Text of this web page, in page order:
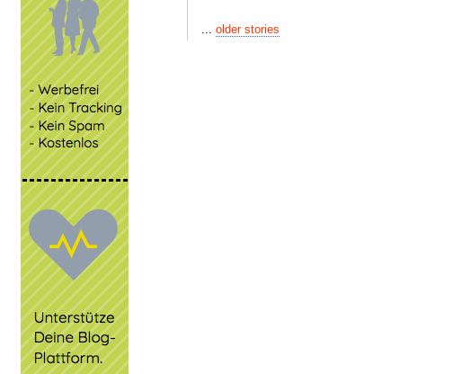
... older stories